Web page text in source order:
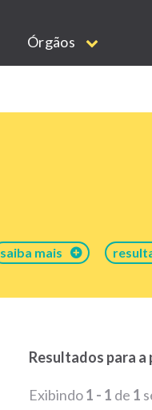
Órgãos
saiba mais
Resultados para
Exibindo1 - 1 de 1